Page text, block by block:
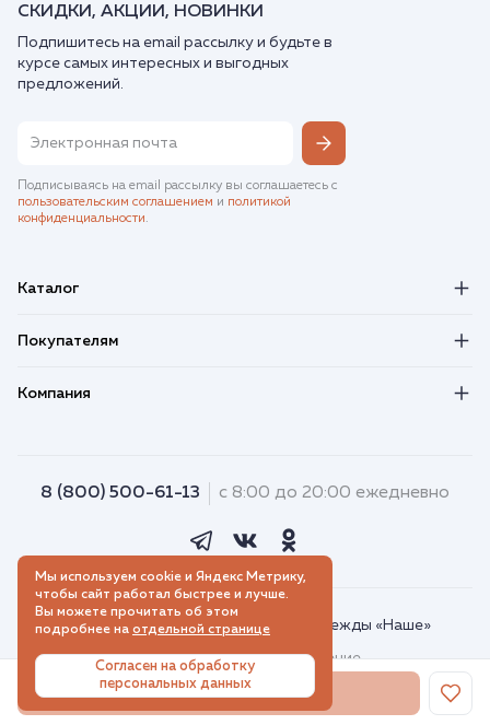
В корзину
СКИДКИ, АКЦИИ, НОВИНКИ
Подпишитесь на email рассылку и будьте в
курсе самых интересных и выгодных
предложений.
Подписываясь на email рассылку вы соглашаетесь с
пользовательским соглашением и политикой
конфиденциальности.
Каталог
Покупателям
Компания
8 (800) 500-61-13 с 8:00 до 20:00 ежедневно
© 2018–2026. Интернет-магазин одежды «Наше»
Пользовательское соглашение
Порядок использования Яндекс Метрики
Мы используем cookie и Яндекс Метрику,
чтобы сайт работал быстрее и лучше.
Вы можете прочитать об этом
подробнее на отдельной странице
Согласен на обработку
персональных данных